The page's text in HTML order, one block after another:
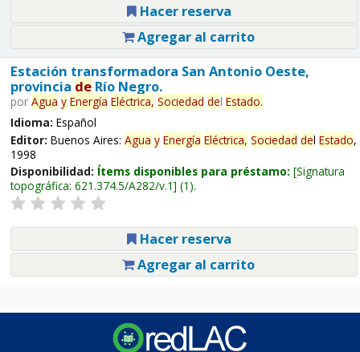
Hacer reserva
Agregar al carrito
Estación transformadora San Antonio Oeste,
provincia deRío Negro.
por Agua y Energía Eléctrica, Sociedad del Estado.
Idioma: Español
Editor: Buenos Aires: Agua y Energía Eléctrica, Sociedad del Estado,
1998
Disponibilidad: Ítems disponibles para préstamo: Signatura
topográfica: 621.374.5/A282/v.1 (1).
Hacer reserva
Agregar al carrito